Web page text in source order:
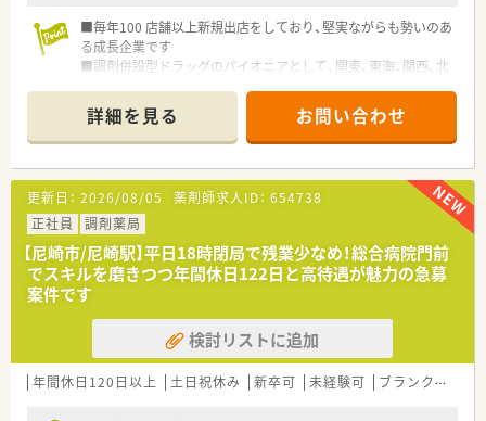
■処方箋に基づく調剤業務や監査、服薬指導のほか、居宅や施設
への在宅業務にも積極的に取り組んでおり、多岐にわたる経験が
積めます。
処方箋に対応するため、幅広い疾患に関する知識を深めることが
できます。
■患者様のご自宅を訪問する在宅業務では、多職種と連携しなが
らお薬の管理や健康相談に乗り、地域医療の最前線で活躍いただ
けます。
■毎年100 店舗以上新規出店をしており、堅実ながらも勢いのあ
る成長企業です
■調剤併設型ドラッグのパイオニアとして、関東、東海、関西、北
■研修制度は様々なプランがあり、集合研修だけでなく任意で受
講可能な研修も幅広く用意されています
■店舗で活躍する従業員、社外で活躍する従業員、将来経営幹部
となる従業員など、薬剤師として様々な活躍ができるフィールド
を用意されています
■総合薬剤師・調剤薬剤師（土日休み・19時までの勤務）どちらか
の働き方を選択できます
■調剤併設型だけでなく「医療モール・クリニック併設店舗」「敷
地内薬局」「訪問調剤特化型店舗」など様々な店舗を運営してい
ます
■在宅医療にも積極的取り組んでおり「訪問調剤特化型店舗」を
50店舗以上、無菌調剤室は業界最多の51店舗設置しています
■「プラチナくるみん認定企業」「健康経営優良法人2023（大規模
法人部門）認定」等を取得し一人ひとりが働きやすい環境が整備
されています
詳細を見る お問い合わせ
更新日： 2026/08/05 薬剤師求人ID： 654738
正社員
調剤薬局
【尼崎市/尼崎駅】平日18時閉局で残業少なめ！総合病院門前
でスキルを磨きつつ年間休日122日と高待遇が魅力の急募
案件です
検討リストに追加
年間休日120日以上 土日祝休み 新卒可 未経験可 ブランク可